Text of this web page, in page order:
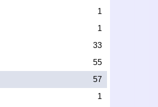
1
1
33
55
57
1